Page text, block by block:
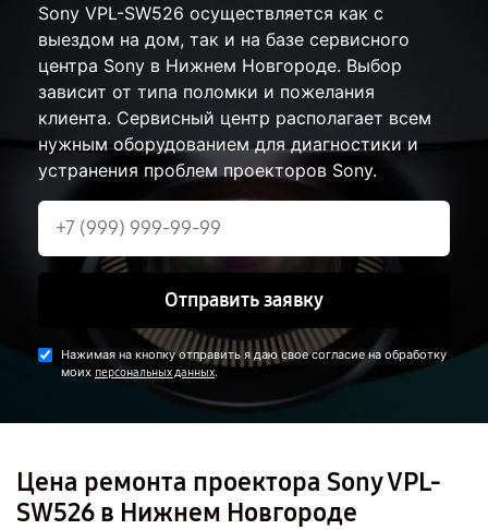
Sony VPL-SW526 осуществляется как с
выездом на дом, так и на базе сервисного
центра Sony в Нижнем Новгороде. Выбор
зависит от типа поломки и пожелания
клиента. Сервисный центр располагает всем
нужным оборудованием для диагностики и
устранения проблем проекторов Sony.
Отправить заявку
Нажимая на кнопку отправить я даю свое согласие на обработку
моих персональных данных.
Цена ремонта проектора Sony VPL-
SW526 в Нижнем Новгороде